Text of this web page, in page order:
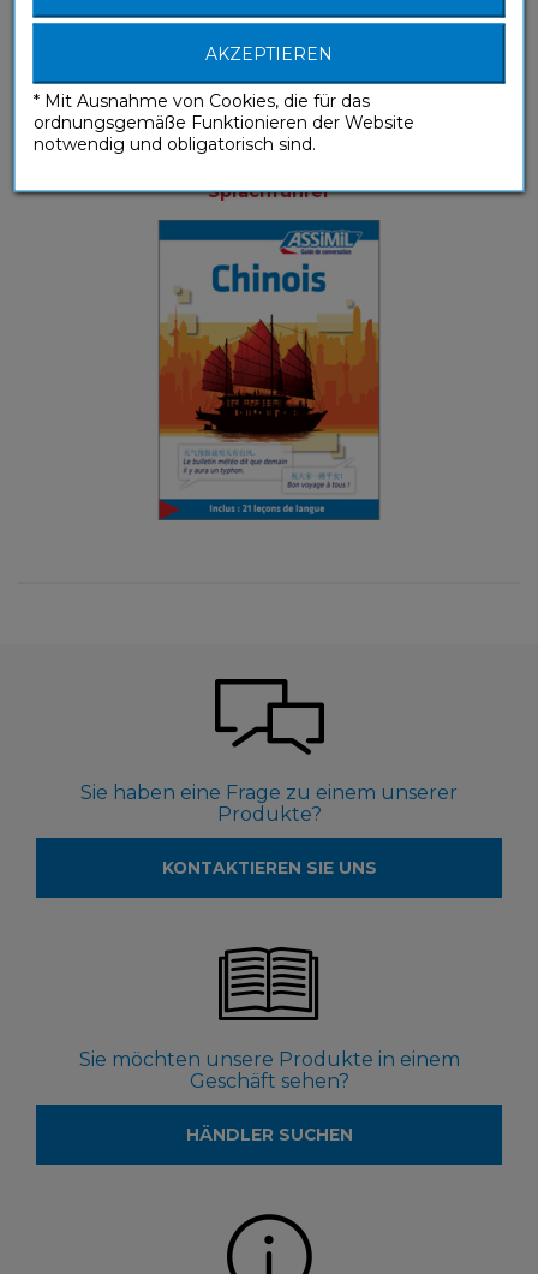
Chinois (ebook)
Sprachführer
Sie haben eine Frage zu einem unserer
Produkte?
KONTAKTIEREN SIE UNS
Sie möchten unsere Produkte in einem
Geschäft sehen?
HÄNDLER SUCHEN
AKZEPTIEREN
* Mit Ausnahme von Cookies, die für das
ordnungsgemäße Funktionieren der Website
notwendig und obligatorisch sind.